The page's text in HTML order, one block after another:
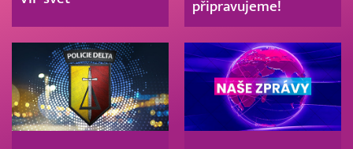
připravujeme!